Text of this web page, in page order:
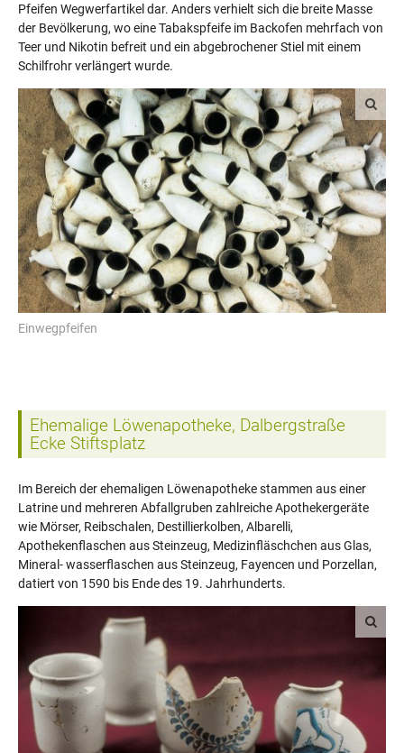
Pfeifen Wegwerfartikel dar. Anders verhielt sich die breite Masse
der Bevölkerung, wo eine Tabakspfeife im Backofen mehrfach von
Teer und Nikotin befreit und ein abgebrochener Stiel mit einem
Schilfrohr verlängert wurde.
Einwegpfeifen
Ehemalige Löwenapotheke, Dalbergstraße
Ecke Stiftsplatz
Im Bereich der ehemaligen Löwenapotheke stammen aus einer
Latrine und mehreren Abfallgruben zahlreiche Apothekergeräte
wie Mörser, Reibschalen, Destillierkolben, Albarelli,
Apothekenflaschen aus Steinzeug, Medizinfläschchen aus Glas,
Mineral- wasserflaschen aus Steinzeug, Fayencen und Porzellan,
datiert von 1590 bis Ende des 19. Jahrhunderts.